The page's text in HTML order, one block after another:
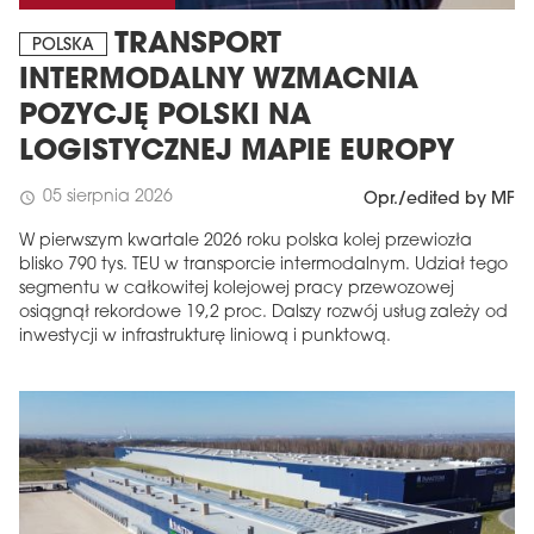
POLSKA
TRANSPORT
INTERMODALNY WZMACNIA
POZYCJĘ POLSKI NA
LOGISTYCZNEJ MAPIE EUROPY
schedule 05 sierpnia 2026 Opr./edited by MF
W pierwszym kwartale 2026 roku polska kolej przewiozła
blisko 790 tys. TEU w transporcie intermodalnym. Udział tego
segmentu w całkowitej kolejowej pracy przewozowej
osiągnął rekordowe 19,2 proc. Dalszy rozwój usług zależy od
inwestycji w infrastrukturę liniową i punktową.